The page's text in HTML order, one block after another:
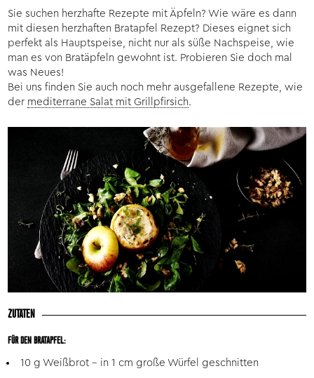
Sie suchen herzhafte Rezepte mit Äpfeln? Wie wäre es dann
mit diesen herzhaften Bratapfel Rezept? Dieses eignet sich
perfekt als Hauptspeise, nicht nur als süße Nachspeise, wie
man es von Bratäpfeln gewohnt ist. Probieren Sie doch mal
was Neues!
Bei uns finden Sie auch noch mehr ausgefallene Rezepte, wie
der mediterrane Salat mit Grillpfirsich.
ZUTATEN
FÜR DEN BRATAPFEL:
10 g Weißbrot - in 1 cm große Würfel geschnitten